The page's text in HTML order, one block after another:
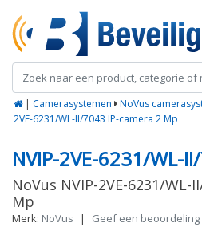
| Camerasystemen NoVus
2VE-6231/WL-II/7043 IP-camera 2 Mp
NVIP-2VE-6231/WL-
NoVus NVIP-2VE-6231/WL-
Mp
Merk: NoVus | Geef een beoordeling